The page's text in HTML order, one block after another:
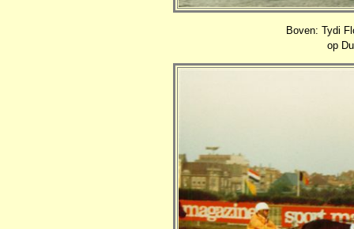
Boven: Tydi
op